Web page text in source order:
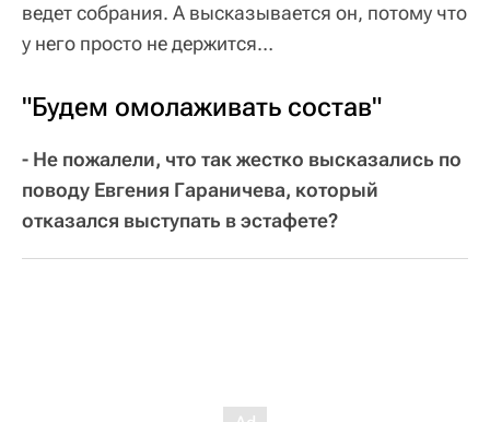
ведет собрания. А высказывается он, потому что
у него просто не держится…
"Будем омолаживать состав"
- Не пожалели, что так жестко высказались по
поводу Евгения Гараничева, который
отказался выступать в эстафете?